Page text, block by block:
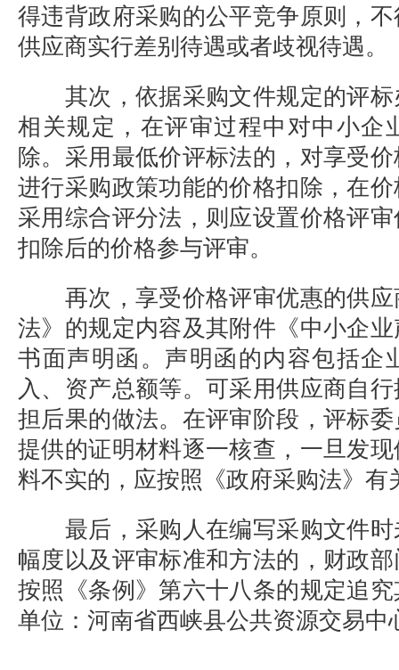
得违背政府采购的公平竞争原则，
供应商实行差别待遇或者歧视待遇。
其次，依据采购文件规定的评
相关规定，在评审过程中对中小企
除。采用最低价评标法的，对享受
进行采购政策功能的价格扣除，在
采用综合评分法，则应设置价格评
扣除后的价格参与评审。
再次，享受价格评审优惠的供
法》的规定内容及其附件《中小企
书面声明函。声明函的内容包括企
入、资产总额等。可采用供应商自
担后果的做法。在评审阶段，评标
提供的证明材料逐一核查，一旦发
料不实的，应按照《政府采购法》有
最后，采购人在编写采购文件
幅度以及评审标准和方法的，财政
按照《条例》第六十八条的规定追
单位：河南省西峡县公共资源交易中